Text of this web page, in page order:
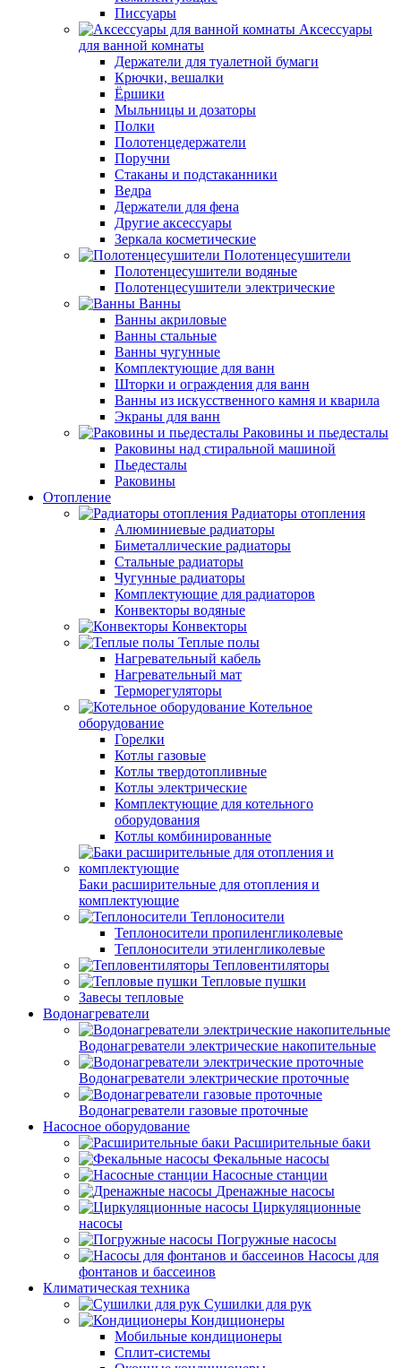
Писсуары
Аксессуары
для ванной комнаты
Держатели для туалетной бумаги
Крючки, вешалки
Ёршики
Мыльницы и дозаторы
Полки
Полотенцедержатели
Поручни
Стаканы и подстаканники
Ведра
Держатели для фена
Другие аксессуары
Зеркала косметические
Полотенцесушители
Полотенцесушители водяные
Полотенцесушители электрические
Ванны
Ванны акриловые
Ванны стальные
Ванны чугунные
Комплектующие для ванн
Шторки и ограждения для ванн
Ванны из искусственного камня и кварила
Экраны для ванн
Раковины и пьедесталы
Раковины над стиральной машиной
Пьедесталы
Раковины
Отопление
Радиаторы отопления
Алюминиевые радиаторы
Биметаллические радиаторы
Стальные радиаторы
Чугунные радиаторы
Комплектующие для радиаторов
Конвекторы водяные
Конвекторы
Теплые полы
Нагревательный кабель
Нагревательный мат
Терморегуляторы
Котельное
оборудование
Горелки
Котлы газовые
Котлы твердотопливные
Котлы электрические
Комплектующие для котельного
оборудования
Котлы комбинированные
Баки расширительные для отопления и
комплектующие
Теплоносители
Теплоносители пропиленгликолевые
Теплоносители этиленгликолевые
Тепловентиляторы
Тепловые пушки
Завесы тепловые
Водонагреватели
Водонагреватели электрические накопительные
Водонагреватели электрические проточные
Водонагреватели газовые проточные
Насосное оборудование
Расширительные баки
Фекальные насосы
Насосные станции
Дренажные насосы
Циркуляционные
насосы
Погружные насосы
Насосы для
фонтанов и бассеинов
Климатическая техника
Сушилки для рук
Кондиционеры
Мобильные кондиционеры
Сплит-системы